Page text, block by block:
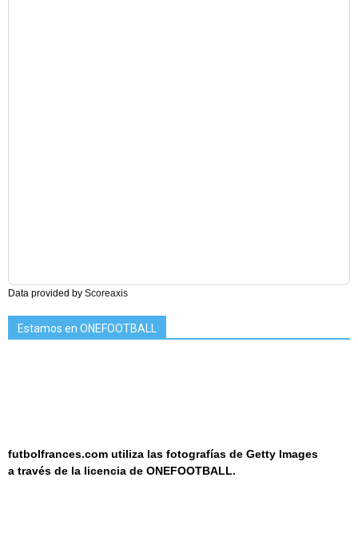
Data provided by Scoreaxis
Estamos en ONEFOOTBALL
futbolfrances.com utiliza las fotografías de Getty Images
a través de la licencia de ONEFOOTBALL.